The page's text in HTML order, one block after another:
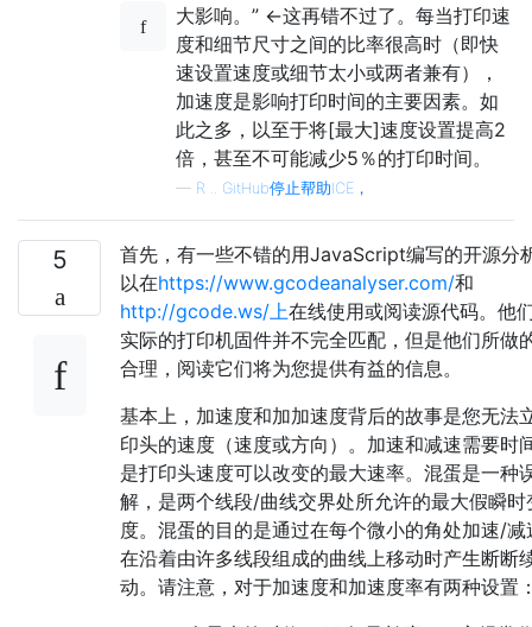
大影响。” <-这再错不过了。每当打印速
度和细节尺寸之间的比率很高时（即快
速设置速度或细节太小或两者兼有），
加速度是影响打印时间的主要因素。如
此之多，以至于将[最大]速度设置提高2
倍，甚至不可能减少5％的打印时间。
— R .. GitHub停止帮助ICE，
5
首先，有一些不错的用JavaScript编写的开源分
以在https://www.gcodeanalyser.com/和
http://gcode.ws/上在线使用或阅读源代码。他
实际的打印机固件并不完全匹配，但是他们所做
合理，阅读它们将为您提供有益的信息。
基本上，加速度和加加速度背后的故事是您无法
印头的速度（速度或方向）。加速和减速需要时
是打印头速度可以改变的最大速率。混蛋是一种
解，是两个线段/曲线交界处所允许的最大假瞬时
度。混蛋的目的是通过在每个微小的角处加速/减
在沿着由许多线段组成的曲线上移动时产生断断
动。请注意，对于加速度和加速度率有两种设置